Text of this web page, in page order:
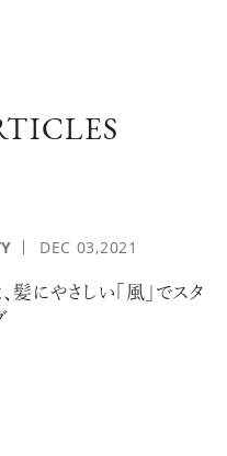
DEC 03,2021
髪にやさしい「風」でスタ